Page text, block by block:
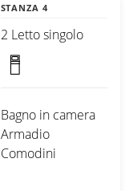
STANZA 4
2 Letto singolo
Bagno in camera
Armadio
Comodini